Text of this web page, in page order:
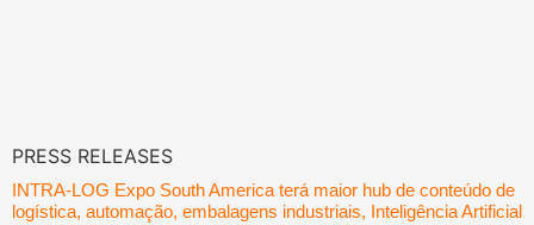
PRESS RELEASES
INTRA-LOG Expo South America terá maior hub de conteúdo de
logística, automação, embalagens industriais, Inteligência Artificial